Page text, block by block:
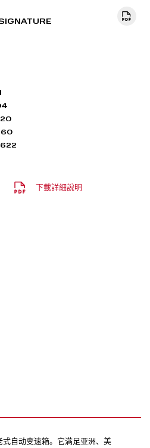
下載詳細說明
自动变速箱。它满足亚洲、美